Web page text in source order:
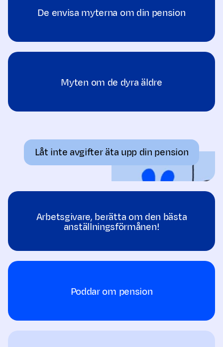
De envisa myterna om din pension
Myten om de dyra äldre
Låt inte avgifter äta upp din pension
Arbetsgivare, berätta om den bästa
anställningsförmånen!
Poddar om pension